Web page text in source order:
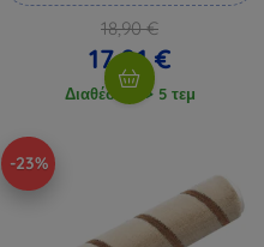
18,90 €
17,01 €
Διαθέσιμο > 5 τεμ
-23%